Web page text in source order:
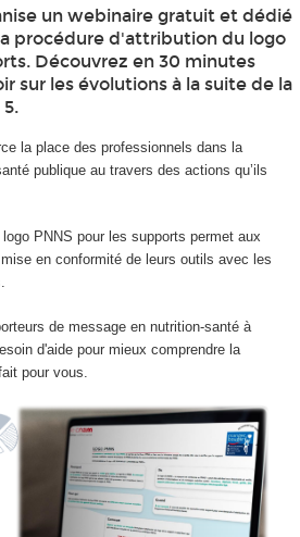
un webinaire gratuit et dédié
procédure d'attribution du logo
Découvrez en 30 minutes
sur les évolutions à la suite de la
la place des professionnels dans la
publique au travers des actions qu’ils
logo PNNS pour les supports permet aux
en conformité de leurs outils avec les
de message en nutrition-santé à
d'aide pour mieux comprendre la
pour vous.